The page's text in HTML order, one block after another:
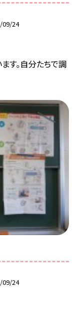
09/24
す。自分たちで調
09/24